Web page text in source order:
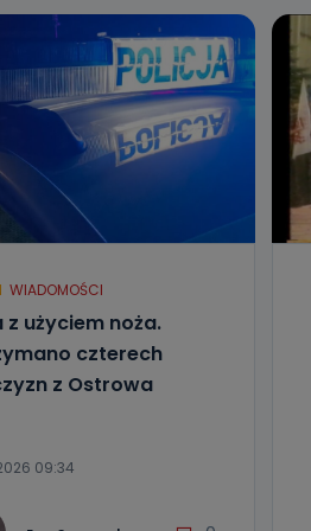
WIADOMOŚCI
z użyciem noża.
czterech
z Ostrowa
09:34